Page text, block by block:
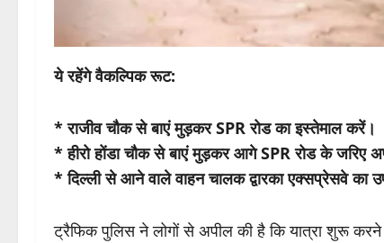
ये रहेंगे वैकल्पिक रूट:
* राजीव चौक से बाएं मुड़कर SPR रोड का इस्तेमाल करें।
* हीरो होंडा चौक से बाएं मुड़कर आगे SPR रोड के जरिए
* दिल्ली से आने वाले वाहन चालक द्वारका एक्सप्रेसवे
ट्रैफिक पुलिस ने लोगों से अपील की है कि यात्रा शुरू